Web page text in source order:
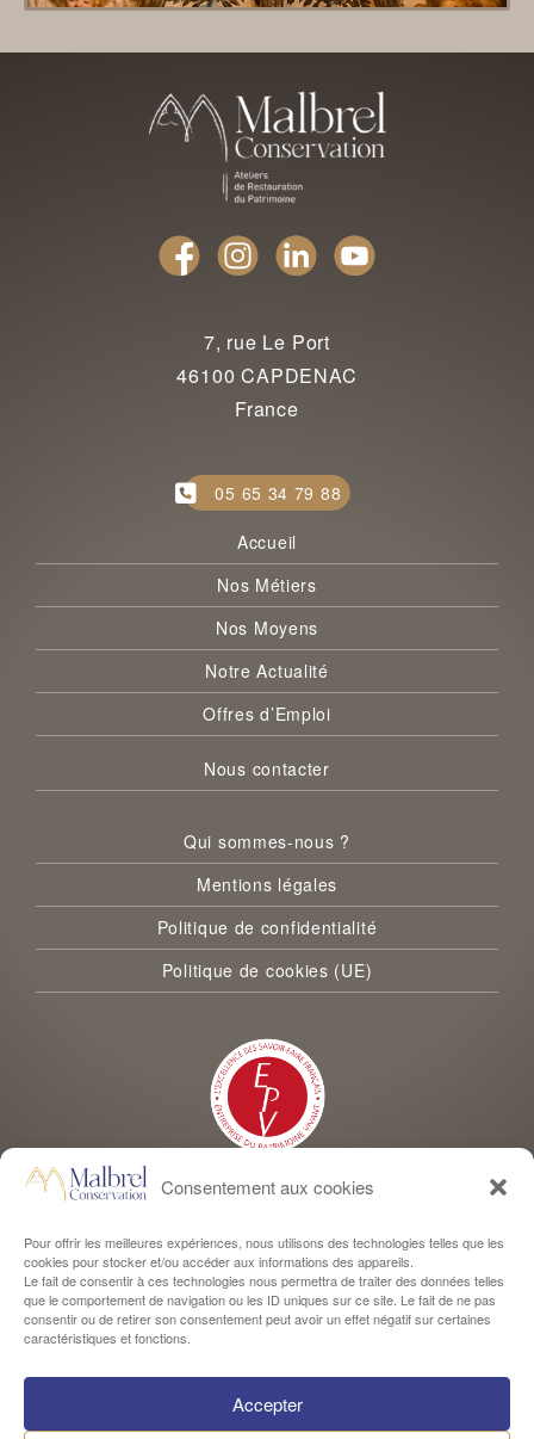
Consentement aux cookies
Pour offrir les meilleures expériences, nous utilisons des technologies telles que les
cookies pour stocker et/ou accéder aux informations des appareils.
Le fait de consentir à ces technologies nous permettra de traiter des données telles
que le comportement de navigation ou les ID uniques sur ce site. Le fait de ne pas
consentir ou de retirer son consentement peut avoir un effet négatif sur certaines
caractéristiques et fonctions.
Accepter
7, rue Le Port
46100 CAPDENAC
France
05 65 34 79 88
Accueil
Nos Métiers
Nos Moyens
Notre Actualité
Offres d’Emploi
Nous contacter
Qui sommes-nous ?
Mentions légales
Politique de confidentialité
Politique de cookies (UE)
Malbrel Conservation est labellisée Entreprise du Patrimoine Vivant
Nos menuiseries sont désormais labellisées “Fabriqué en Aveyron”